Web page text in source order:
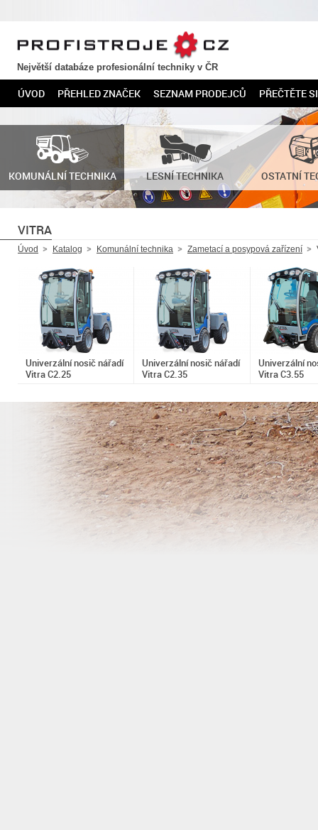
PROFISTROJE.CZ
Největší databáze profesionální techniky v ČR
ÚVOD PŘEHLED ZNAČEK SEZNAM PRODEJCŮ PŘEČTĚTE SI
KOMUNÁLNÍ TECHNIKA LESNÍ TECHNIKA OSTATNÍ
VITRA
Úvod Katalog Komunální technika Zametací a posypová zařízení
Univerzální nosič nářadí
Vitra C2.25
Univerzální nosič nářadí
Vitra C2.35
Univerzální
Vitra C3.55